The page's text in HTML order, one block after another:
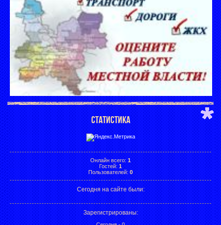
СТАТИСТИКА
Онлайн всего: 1
Гостей: 1
Пользователей: 0
Сегодня на сайте были:
Зарегистрированы: